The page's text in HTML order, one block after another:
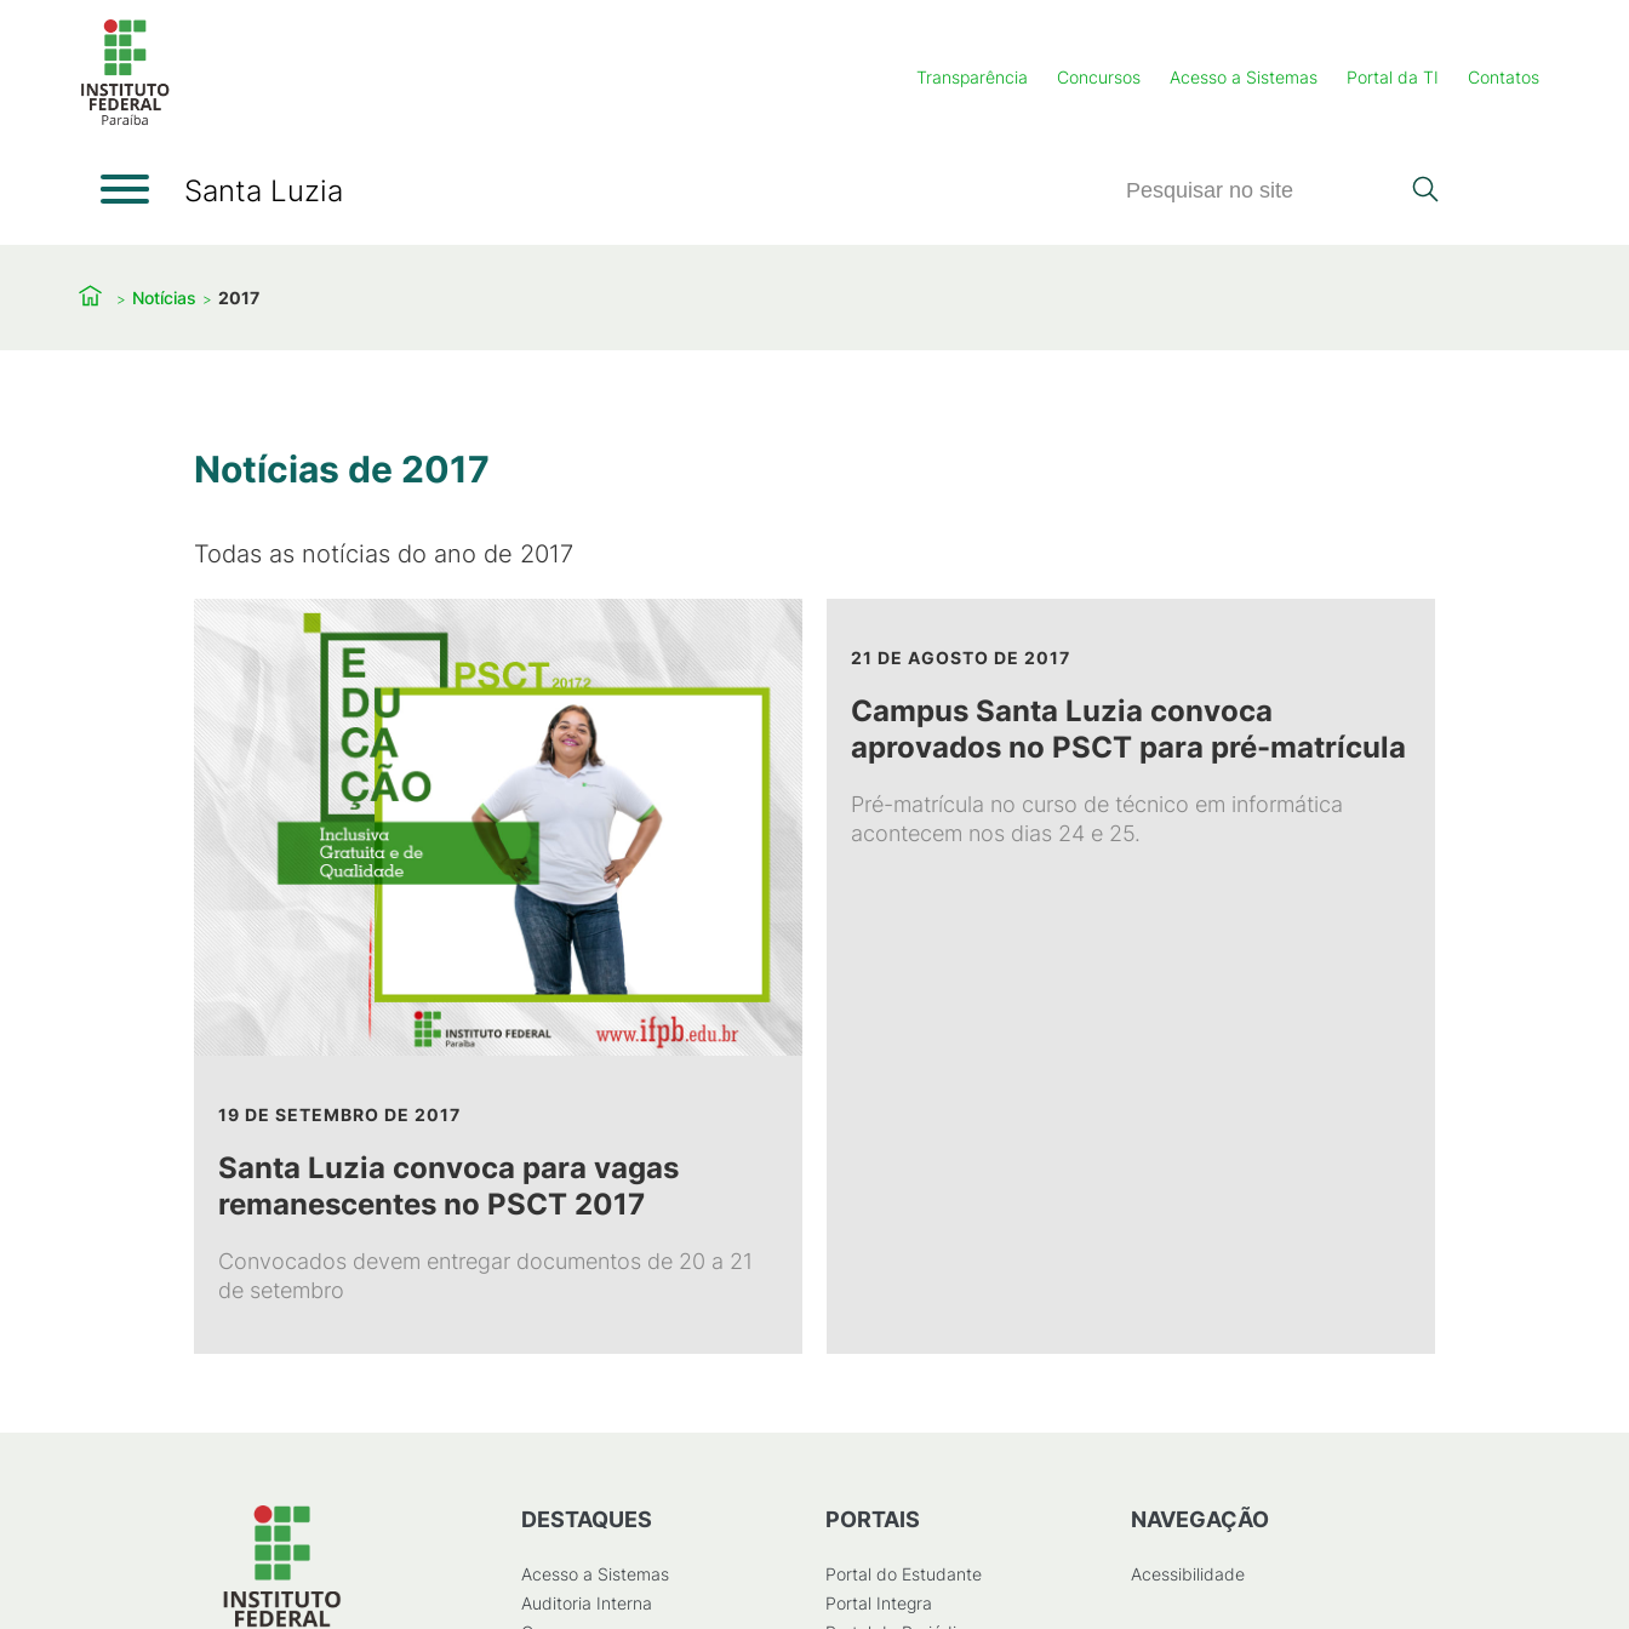
Transparência Concursos Acesso a Sistemas Portal da TI Contatos
Santa Luzia
Notícias 2017
Notícias de 2017
Todas as notícias do ano de 2017
19 DE SETEMBRO DE 2017
Santa Luzia convoca para vagas
remanescentes no PSCT 2017
Convocados devem entregar documentos de 20 a 21
de setembro
21 DE AGOSTO DE 2017
Campus Santa Luzia convoca
aprovados no PSCT para pré-matrícula
Pré-matrícula no curso de técnico em informática
acontecem nos dias 24 e 25.
DESTAQUES
Acesso a Sistemas
Auditoria Interna
PORTAIS
Portal do Estudante
Portal Integra
NAVEGAÇÃO
Acessibilidade